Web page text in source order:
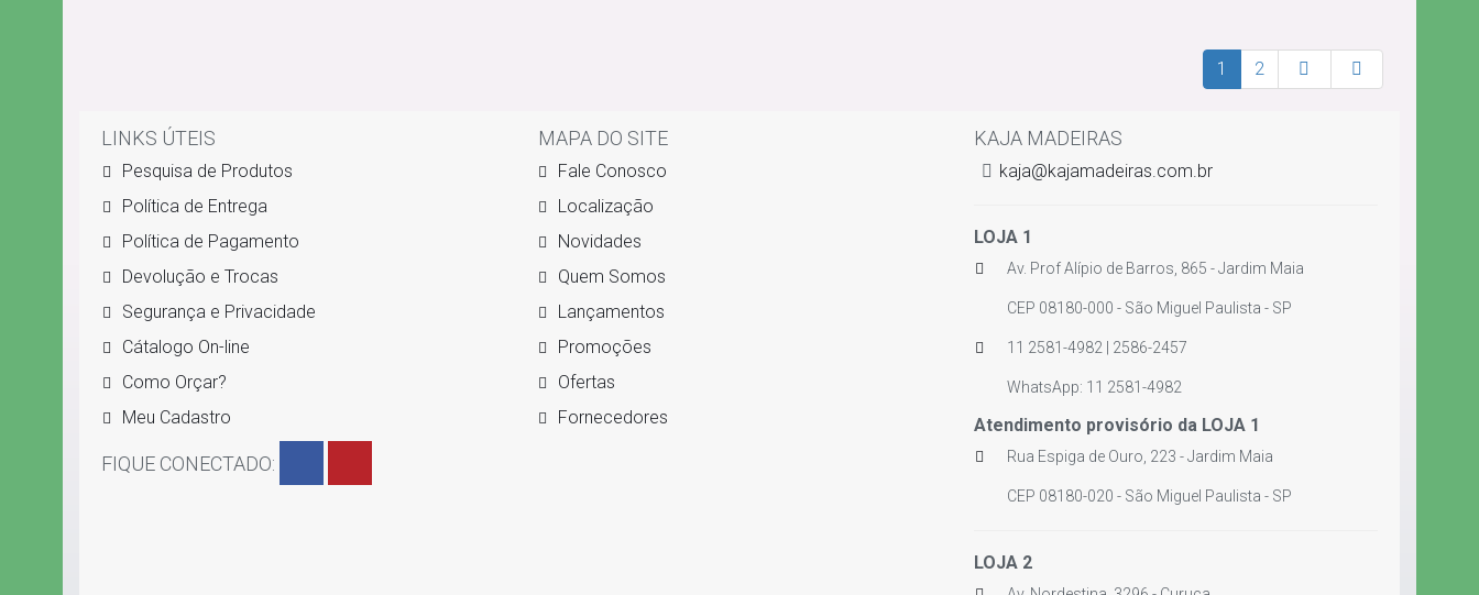
1 2
LINKS ÚTEIS
Pesquisa de Produtos
Política de Entrega
Política de Pagamento
Devolução e Trocas
Segurança e Privacidade
Cátalogo On-line
Como Orçar?
Meu Cadastro
FIQUE CONECTADO:
MAPA DO SITE
Fale Conosco
Localização
Novidades
Quem Somos
Lançamentos
Promoções
Ofertas
Fornecedores
KAJA MADEIRAS
kaja@kajamadeiras.com.br
LOJA 1
Av. Prof Alípio de Barros, 865 - Jardim Maia
CEP 08180-000 - São Miguel Paulista - SP
11 2581-4982 | 2586-2457
WhatsApp: 11 2581-4982
Atendimento provisório da LOJA 1
Rua Espiga de Ouro, 223 - Jardim Maia
CEP 08180-020 - São Miguel Paulista - SP
LOJA 2